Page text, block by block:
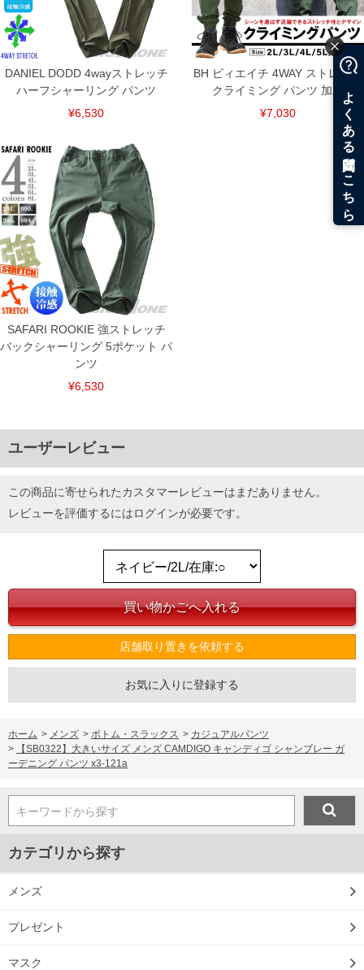
COLOR VARIATION
DANIEL DODD 4wayストレッチ
ハーフシャーリング パンツ
¥6,530
BH ビィエイチ 4WAY ストレッチ
クライミング パンツ 加工
¥7,030
SAFARI ROOKIE 強ストレッチ
バックシャーリング 5ポケット パ
ンツ
¥6,530
ユーザーレビュー
この商品に寄せられたカスタマーレビューはまだありません。
レビューを評価するにはログインが必要です。
店舗取り置きを依頼する
お気に入りに登録する
ホーム > メンズ > ボトム・スラックス > カジュアルパンツ
>
【SB0322】大きいサイズ メンズ CAMDIGO キャンディゴ シャンブレー ガ
ーデニング パンツ x3-121a
キーワードから探す
カテゴリから探す
メンズ
プレゼント
マスク